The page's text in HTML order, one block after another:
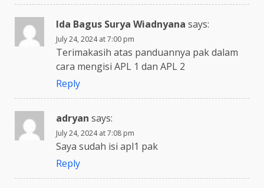
Ida Bagus Surya Wiadnyana says:
July 24, 2024 at 7:00 pm
Terimakasih atas panduannya pak dalam
cara mengisi APL 1 dan APL 2
Reply
adryan says:
July 24, 2024 at 7:08 pm
Saya sudah isi apl1 pak
Reply